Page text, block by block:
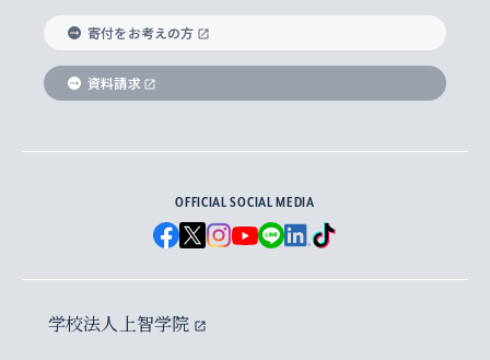
理工学部
Futures） – 持続可能な未来を考える６学科連携
実践宗教学研究科
総合人間科学研究科
経済学研究科
グローバル・スタディーズ研究科
アジア文化研究所
アメリカ・カナダ研究所
メディア・ジャーナリズム研究所
水稀少社会研究センター
就職（内定先）・進路統計
企業の採用ご担当者様へのご案内
Sophia Short-term Program受講生
学費・奨学金
学部入学前に出願する奨学金
国による高等教育の修学支援新制度
大学院生対象の奨学金
上智大学とカトリック
国連Weeks・アフリカWeeks
ダイバーシティ＆サステナビリティへの取り組み
数字で見る上智大学
上智大学のネットワーク
父母・保証人とのネットワーク
学外とのネットワーク
上智大学の出版物
上智大学大学案内・大学院案内
英文広報誌 SOPHIA magazine
上智大学のビジュアル・アイデンティティ
上智大学ビジュアル・アイデンティティ
上智大学への取材・キャンパスでの撮影について
上智大学の公開情報
寄付をお考えの方
資料請求
OFFICIAL SOCIAL MEDIA
学校法人上智学院